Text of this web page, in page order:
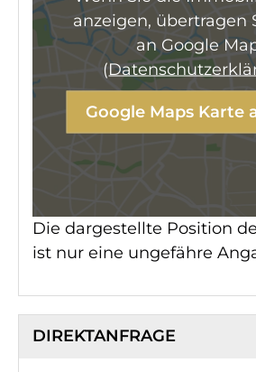
anzeigen, übertragen
an Google
(
Google Maps Karte
Die dargestellte Position
ist nur eine ungefähre
DIREKTANFRAGE